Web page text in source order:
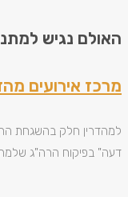
האולם נגיש
מרכז אירועים
למהדרין חלק בהשגחת
דעה" בפיקוח הרה"ג